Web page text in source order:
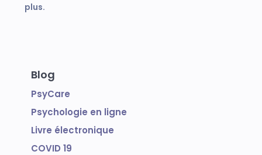
plus.
Blog
PsyCare
Psychologie en ligne
Livre électronique
COVID 19